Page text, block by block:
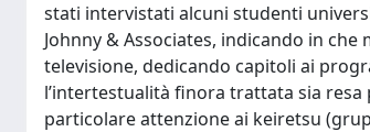
stati intervistati alcuni studenti
Johnny & Associates, indicando in
televisione, dedicando capitoli ai
l’intertestualità finora trattata sia
particolare attenzione ai keiretsu